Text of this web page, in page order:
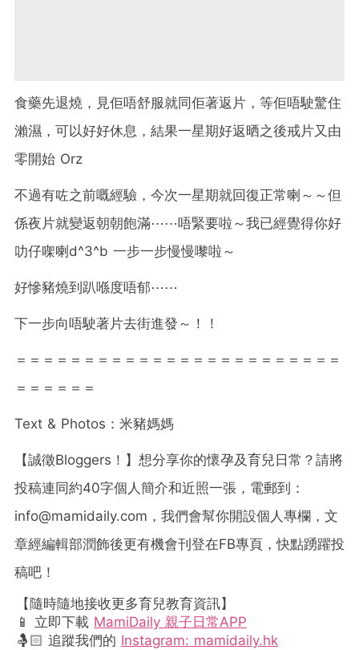
食藥先退燒，見佢唔舒服就同佢著返片，等佢唔駛驚住
瀨濕，可以好好休息，結果一星期好返晒之後戒片又由
零開始 Orz
不過有咗之前嘅經驗，今次一星期就回復正常喇～～但
係夜片就變返朝朝飽滿⋯⋯唔緊要啦～我已經覺得你好
叻仔㗎喇d^3^b 一步一步慢慢嚟啦～
好慘豬燒到趴喺度唔郁⋯⋯
下一步向唔駛著片去街進發～！！
＝＝＝＝＝＝＝＝＝＝＝＝＝＝＝＝＝＝＝＝＝＝＝＝
＝＝＝＝＝＝
Text & Photos ：米豬媽媽
【誠徵Bloggers ！】想分享你的懷孕及育兒日常？請將
投稿連同約40字個人簡介和近照一張，電郵到：
info@mamidaily.com ，我們會幫你開設個人專欄，文
章經編輯部潤飾後更有機會刊登在FB專頁，快點踴躍投
稿吧！
【隨時隨地接收更多育兒教育資訊】
📱 立即下載 MamiDaily 親子日常APP
🤱🏻 追蹤我們的 Instagram: mamidaily.hk